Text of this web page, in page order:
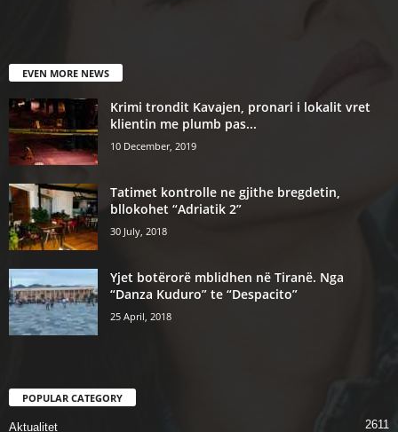
EVEN MORE NEWS
Krimi trondit Kavajen, pronari i lokalit vret
klientin me plumb pas...
10 December, 2019
Tatimet kontrolle ne gjithe bregdetin,
bllokohet “Adriatik 2”
30 July, 2018
Yjet botërorë mblidhen në Tiranë. Nga
“Danza Kuduro” te “Despacito”
25 April, 2018
POPULAR CATEGORY
Aktualitet 2611